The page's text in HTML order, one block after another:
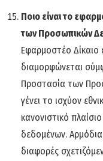
Ποιο είναι το
των Προσωπικών
Εφαρμοστέο Δίκαιο
διαμορφώνεται
Προστασία των
γένει το ισχύον
κανονιστικό
δεδομένων.
διαφορές